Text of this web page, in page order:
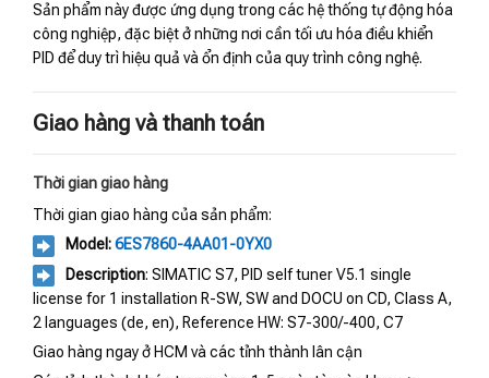
Sản phẩm này được ứng dụng trong các hệ thống tự động hóa
công nghiệp, đặc biệt ở những nơi cần tối ưu hóa điều khiển
PID để duy trì hiệu quả và ổn định của quy trình công nghệ.
Giao hàng và thanh toán
Thời gian giao hàng
Thời gian giao hàng của sản phẩm:
Model:6ES7860-4AA01-0YX0
Description: SIMATIC S7, PID self tuner V5.1 single
license for 1 installation R-SW, SW and DOCU on CD, Class A,
2 languages (de, en), Reference HW: S7-300/-400, C7
Giao hàng ngay ở HCM và các tỉnh thành lân cận